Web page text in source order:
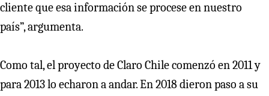
cliente que esa información se procese en nuestro
país”, argumenta.
Como tal, el proyecto de Claro Chile comenzó en 2011 y
para 2013 lo echaron a andar. En 2018 dieron paso a su